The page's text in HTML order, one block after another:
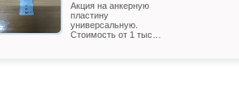
Акция на анкерную
пластину
универсальную.
Стоимость от 1 тыс…